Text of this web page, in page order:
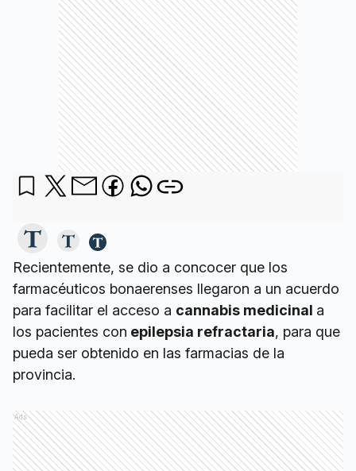
Recientemente, se dio a concocer que los
farmacéuticos bonaerenses llegaron a un acuerdo
para facilitar el acceso a cannabis medicinal a
los pacientes con epilepsia refractaria, para que
pueda ser obtenido en las farmacias de la
provincia.
Ads